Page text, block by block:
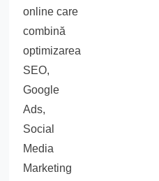
online care
combină
optimizarea
SEO,
Google
Ads,
Social
Media
Marketing